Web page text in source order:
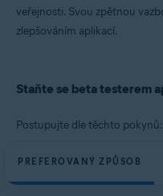
Avast SecureLine VPN 5.x pro
Avast Cleanup 4.x pro Android
veřejnosti. Svou zpětnou
zlepšováním aplikací.
Staňte se beta testerem
Postupujte dle těchto pokynů:
PREFEROVANÝ ZPŮSOB